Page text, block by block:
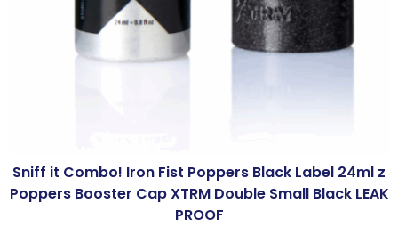
Sniff it Combo! Iron Fist Poppers Black Label 24ml z
Poppers Booster Cap XTRM Double Small Black LEAK
PROOF